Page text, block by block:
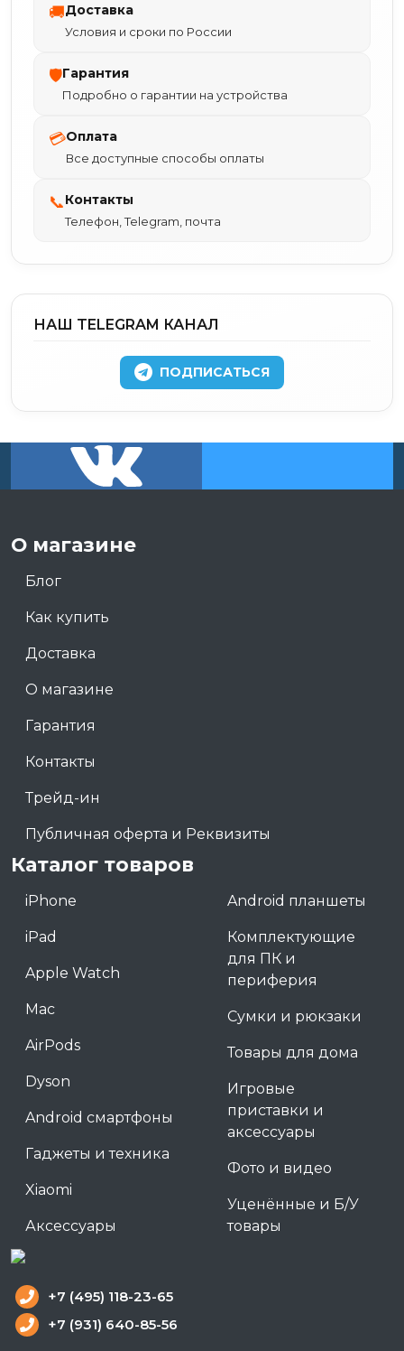
🚚Доставка
Условия и сроки по России
🛡Гарантия
Подробно о гарантии на устройства
💳Оплата
Все доступные способы оплаты
📞Контакты
Телефон, Telegram, почта
НАШ TELEGRAM КАНАЛ
ПОДПИСАТЬСЯ
О магазине
Блог
Как купить
Доставка
О магазине
Гарантия
Контакты
Трейд-ин
Публичная оферта и Реквизиты
Каталог товаров
iPhone
iPad
Apple Watch
Mac
AirPods
Dyson
Android смартфоны
Гаджеты и техника
Xiaomi
Аксессуары
Android планшеты
Комплектующие
для ПК и
периферия
Сумки и рюкзаки
Товары для дома
Игровые
приставки и
аксессуары
Фото и видео
Уценённые и Б/У
товары
+7 (495) 118-23-65
+7 (931) 640-85-56